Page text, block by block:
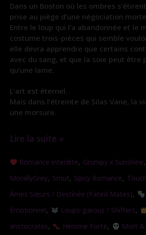
Dans un Boston où les ombres
prise au piège d’une négociation
Entre le loup qui l’a abandonnée et le
costume trois-pièces qui semble
elle devra apprendre que certains
avec du sang, et que la soie peut être
qu’une lame.
L’art est éternel.
Mais dans l’étreinte de Silas Vane, la
une morsure.
Lire la suite »
Romance interdite, Grumpy x Sunshine,
MorallyGrey, Smut, Spicy Romance,
Âmes Sœurs / Destinée (Fated Mates),
Émotionnel, Loups-garous / Shifters,
aristocrates, Héroïne Forte, Mort &